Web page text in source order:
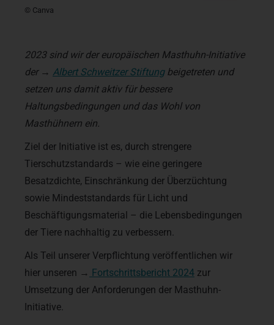
© Canva
2023 sind wir der europäischen Masthuhn-Initiative
der → Albert Schweitzer Stiftungbeigetreten und
setzen uns damit aktiv für bessere
Haltungsbedingungen und das Wohl von
Masthühnern ein.
Ziel der Initiative ist es, durch strengere
Tierschutzstandards – wie eine geringere
Besatzdichte, Einschränkung der Überzüchtung
sowie Mindeststandards für Licht und
Beschäftigungsmaterial – die Lebensbedingungen
der Tiere nachhaltig zu verbessern.
Als Teil unserer Verpflichtung veröffentlichen wir
hier unseren → Fortschrittsbericht 2024 zur
Umsetzung der Anforderungen der Masthuhn-
Initiative.